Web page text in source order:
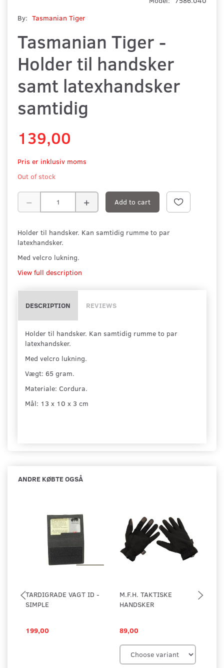
By: Tasmanian Tiger
Tasmanian Tiger -
Holder til handsker
samt latexhandsker
samtidig
139,00
Pris er inklusiv moms
Out of stock
Add to cart
Holder til handsker. Kan samtidig rumme to par
latexhandsker.
Med velcro lukning.
View full description
DESCRIPTION REVIEWS
Holder til handsker. Kan samtidig rumme to par
latexhandsker.
Med velcro lukning.
Vægt: 65 gram.
Materiale: Cordura.
Mål: 13 x 10 x 3 cm
ANDRE KØBTE OGSÅ
TARDIGRADE VAGT ID -
SIMPLE
199,00
M.F.H. TAKTISKE
HANDSKER
89,00